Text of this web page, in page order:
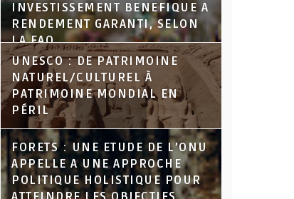
INVESTISSEMENT BENEFIQUE A
RENDEMENT GARANTI, SELON
LA FAO
UNESCO : DE PATRIMOINE
NATUREL/CULTUREL À
PATRIMOINE MONDIAL EN
PÉRIL
FORETS : UNE ETUDE DE L’ONU
APPELLE A UNE APPROCHE
POLITIQUE HOLISTIQUE POUR